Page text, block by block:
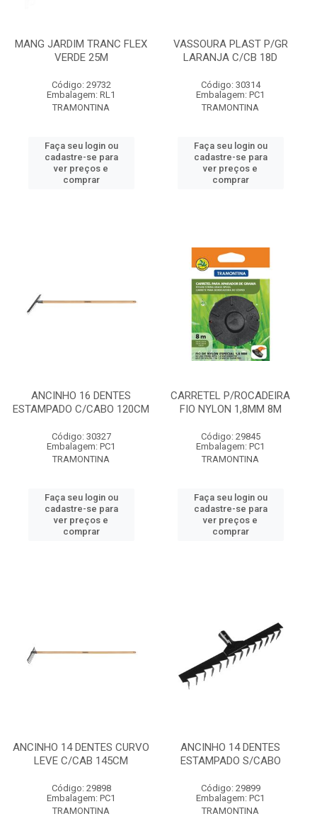
MANG JARDIM TRANC FLEX
VERDE 25M
Código: 29732
Embalagem: RL1
TRAMONTINA
Faça seu login ou
cadastre-se para
ver preços e
comprar
VASSOURA PLAST P/GR
LARANJA C/CB 18D
Código: 30314
Embalagem: PC1
TRAMONTINA
Faça seu login ou
cadastre-se para
ver preços e
comprar
ANCINHO 16 DENTES
ESTAMPADO C/CABO 120CM
Código: 30327
Embalagem: PC1
TRAMONTINA
Faça seu login ou
cadastre-se para
ver preços e
comprar
CARRETEL P/ROCADEIRA
FIO NYLON 1,8MM 8M
Código: 29845
Embalagem: PC1
TRAMONTINA
Faça seu login ou
cadastre-se para
ver preços e
comprar
ANCINHO 14 DENTES CURVO
LEVE C/CAB 145CM
Código: 29898
Embalagem: PC1
TRAMONTINA
ANCINHO 14 DENTES
ESTAMPADO S/CABO
Código: 29899
Embalagem: PC1
TRAMONTINA